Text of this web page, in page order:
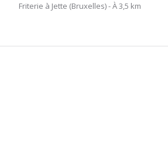
Friterie à Jette (Bruxelles)- À 3,5 km